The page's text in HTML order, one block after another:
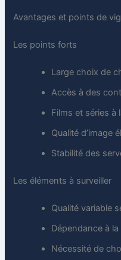
Avantages et points de
Les points forts
Large choix de
Accès à des
Films et séries à
Qualité d’image
Stabilité des
Les éléments à surveiller
Qualité variable
Dépendance à
Nécessité de